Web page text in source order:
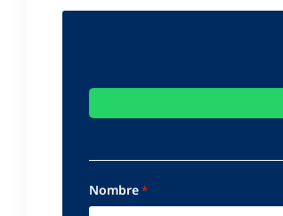
Nombre*